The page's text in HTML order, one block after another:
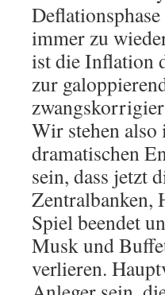
immer zu
ist die Inflation
zur
Wir stehen
dramatischen
sein, dass jetzt
Zentralbanken,
Spiel beendet
Musk und
verlieren.